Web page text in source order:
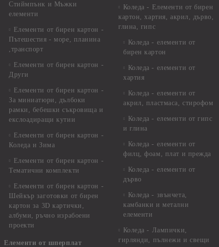
Стиймпънк и Мъжки
елементи
Елементи от бирен картон -
Пътешестия - море, планина
,транспорт
Елементи от бирен картон -
Други
Елементи от бирен картон -
За миниатюри, дълбоки
рамки, бебешки съкровища и
екслоадиращи кутии
Елементи от бирен картон -
Коледа и Зима
Елементи от бирен картон -
Тематични комплекти
Елементи от бирен картон -
Шейкър заготовки от бирен
картон за 3D картички,
албуми, ръчно израбоени
проекти
Елементи от шперплат
Коледа - Eлементи от бирен
картон, хартия, акрил, дърво,
глина, гипс
Коледа - елементи от
бирен картон
Коледа - елементи от
хартия
Коледа - елементи от
акрил, пластмаса, стирофом
Коледа - елементи от гипс
и глина
Коледа - елементи от
филц, фоам, плат и прежда
Коледа - елементи от
дърво
Коледа - звънчета,
камбанки и метални
елементи
Коледа - Лампички,
гирлянди, пълнежи и свещи